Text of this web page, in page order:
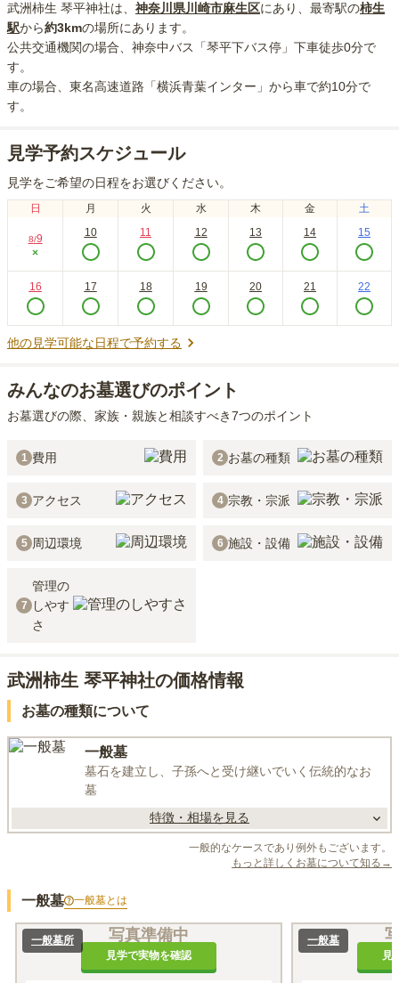
武洲柿生 琴平神社は、 神奈川県川崎市麻生区にあり 、最寄駅の柿生
駅から約3kmの場所にあり ます。
公共交通機関の場合 、神奈中バス「琴平下バス停」下車徒歩0分で
す。
車の場合 、東名高速道路「横浜青葉インター」から車で約10分で
す。
見学予約スケジュール
見学をご希望の日程をお選びください。
日 月 火 水 木 金 土
8/9
×
10 11 12 13 14 15
16 17 18 19 20 21 22
他の見学可能な日程で予約する
みんなのお墓選びのポイント
お墓選びの際、家族・親族と相談すべき7つのポイント
1 費用 2 お墓の種類
3 アクセス 4 宗教・宗派
5 周辺環境 6 施設・設備
7
管理の
しやす
さ
武洲柿生 琴平神社の価格情報
お墓の種類について
一般墓
墓石を建立し、子孫へと受け継いでいく伝統的なお
墓
特徴・相場を見る
一般的なケースであり例外もございます。
もっと詳しくお墓について知る→
一般墓 一般墓とは
写真準備中
見学で実物を確認
一般墓所
見
一般墓